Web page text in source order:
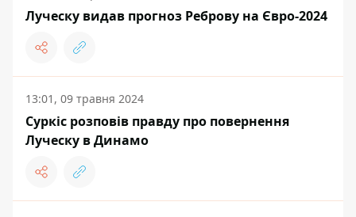
Луческу видав прогноз Реброву на Євро-2024
13:01, 09 травня 2024
Суркіс розповів правду про повернення
Луческу в Динамо